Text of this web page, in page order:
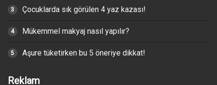
Çocuklarda sık görülen 4 yaz kazası!
Mükemmel makyaj nasıl yapılır?
Aşure tüketirken bu 5 öneriye dikkat!
Reklam